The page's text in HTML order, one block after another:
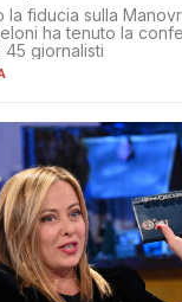
fiducia sulla
ha tenuto la
giornalisti